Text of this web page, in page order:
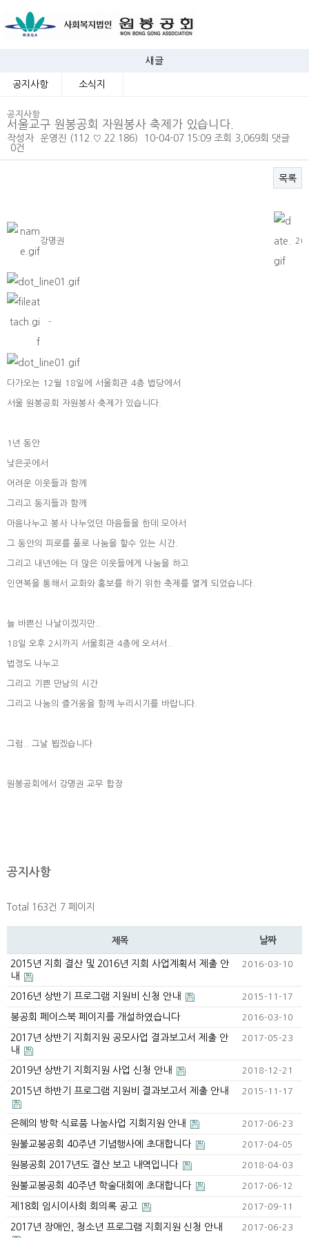
새글
공지사항 소식지
공지사항
서울교구 원봉공회 자원봉사 축제가 있습니다.
작성자 운영진 (112.♡.22.186) 10-04-07 15:09 조회 3,069회 댓글
0건
목록
강명권
-
다가오는 12월 18일에 서울회관 4층 법당에서
서울 원봉공회 자원봉사 축제가 있습니다.
1년 동안
낮은곳에서
어려운 이웃들과 함께
그리고 동지들과 함께
마음나누고 봉사 나누었던 마음들을 한데 모아서
그 동안의 피로를 풀로 나눔을 할수 있는 시간.
그리고 내년에는 더 많은 이웃들에게 나눔을 하고
인연복을 통해서 교화와 홍보를 하기 위한 축제를 열게 되었습니다.
늘 바쁜신 나날이겠지만..
18일 오후 2시까지 서울회관 4층에 오셔서..
법정도 나누고
그리고 기쁜 만남의 시간
그리고 나눔의 즐거움을 함께 누리시기를 바랍니다.
그럼.. 그날 뵙겠습니다.
원봉공회에서 강명권 교무 합장
공지사항
Total 163건 7 페이지
제목 날짜
2015년 지회 결산 및 2016년 지회 사업계획서 제출 안
내
2016-03-10
2016년 상반기 프로그램 지원비 신청 안내 2015-11-17
봉공회 페이스북 페이지를 개설하였습니다 2016-03-10
2017년 상반기 지회지원 공모사업 결과보고서 제출 안
내
2017-05-23
2019년 상반기 지회지원 사업 신청 안내 2018-12-21
2015년 하반기 프로그램 지원비 결과보고서 제출 안내 2015-11-17
은혜의 방학 식료품 나눔사업 지회지원 안내 2017-06-23
원불교봉공회 40주년 기념행사에 초대합니다 2017-04-05
원봉공회 2017년도 결산 보고 내역입니다 2018-04-03
원불교봉공회 40주년 학술대회에 초대합니다 2017-06-12
제18회 임시이사회 회의록 공고 2017-09-11
2017년 장애인, 청소년 프로그램 지회지원 신청 안내 2017-06-23